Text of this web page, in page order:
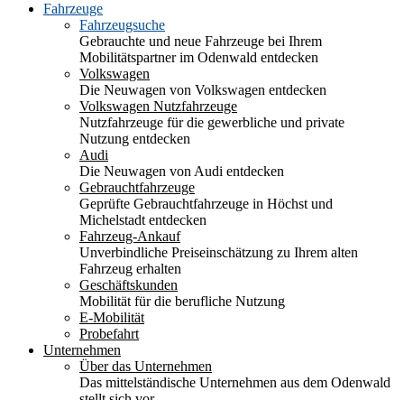
Fahrzeuge
Fahrzeugsuche
Gebrauchte und neue Fahrzeuge bei Ihrem
Mobilitätspartner im Odenwald entdecken
Volkswagen
Die Neuwagen von Volkswagen entdecken
Volkswagen Nutzfahrzeuge
Nutzfahrzeuge für die gewerbliche und private
Nutzung entdecken
Audi
Die Neuwagen von Audi entdecken
Gebrauchtfahrzeuge
Geprüfte Gebrauchtfahrzeuge in Höchst und
Michelstadt entdecken
Fahrzeug-Ankauf
Unverbindliche Preiseinschätzung zu Ihrem alten
Fahrzeug erhalten
Geschäftskunden
Mobilität für die berufliche Nutzung
E-Mobilität
Probefahrt
Unternehmen
Über das Unternehmen
Das mittelständische Unternehmen aus dem Odenwald